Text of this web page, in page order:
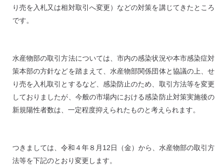
り売を入札又は相対取引へ変更）などの対策を講じてきたところ
です。
水産物部の取引方法については、市内の感染状況や本市感染症対
策本部の方針などを踏まえて、水産物部関係団体と協議の上、せ
り売を入札取引とするなど、感染防止のため、取引方法等を変更
しておりましたが、今般の市場内における感染防止対策実施後の
新規陽性者数は、一定程度抑えられたものと考えられます。
つきましては、令和４年８月12日（金）から、水産物部の取引方
法等を下記のとおり変更します。